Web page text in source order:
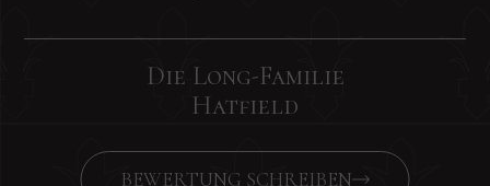
BEWERTUNG SCHREIBEN
Die Long-Familie
Hatfield